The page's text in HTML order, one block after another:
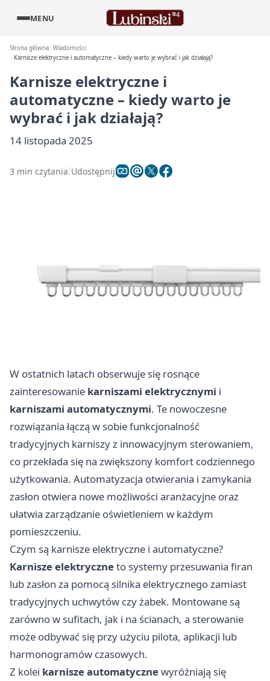
MENU
Strona główna Wiadomości
Karnisze elektryczne i automatyczne – kiedy warto je wybrać i jak działają?
Karnisze elektryczne i
automatyczne – kiedy warto je
wybrać i jak działają?
14 listopada 2025
3 min czytania Udostępnij
W ostatnich latach obserwuje się rosnące
zainteresowanie karniszami elektrycznymi i
karniszami automatycznymi. Te nowoczesne
rozwiązania łączą w sobie funkcjonalność
tradycyjnych karniszy z innowacyjnym sterowaniem,
co przekłada się na zwiększony komfort codziennego
użytkowania. Automatyzacja otwierania i zamykania
zasłon otwiera nowe możliwości aranżacyjne oraz
ułatwia zarządzanie oświetleniem w każdym
pomieszczeniu.
Czym są karnisze elektryczne i automatyczne?
Karnisze elektryczneto systemy przesuwania firan
lub zasłon za pomocą silnika elektrycznego zamiast
tradycyjnych uchwytów czy żabek. Montowane są
zarówno w sufitach, jak i na ścianach, a sterowanie
może odbywać się przy użyciu pilota, aplikacji lub
harmonogramów czasowych.
Z kolei karnisze automatycznewyróżniają się